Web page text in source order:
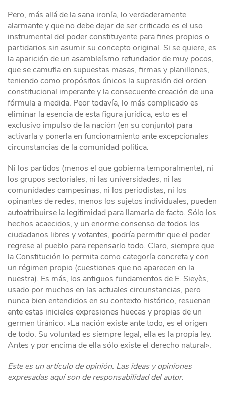
Pero, más allá de la sana ironía, lo verdaderamente
alarmante y que no debe dejar de ser criticado es el uso
instrumental del poder constituyente para fines propios o
partidarios sin asumir su concepto original. Si se quiere, es
la aparición de un asambleísmo refundador de muy pocos,
que se camufla en supuestas masas, firmas y planillones,
teniendo como propósitos únicos la supresión del orden
constitucional imperante y la consecuente creación de una
fórmula a medida. Peor todavía, lo más complicado es
eliminar la esencia de esta figura jurídica, esto es el
exclusivo impulso de la nación (en su conjunto) para
activarla y ponerla en funcionamiento ante excepcionales
circunstancias de la comunidad política.
Ni los partidos (menos el que gobierna temporalmente), ni
los grupos sectoriales, ni las universidades, ni las
comunidades campesinas, ni los periodistas, ni los
opinantes de redes, menos los sujetos individuales, pueden
autoatribuirse la legitimidad para llamarla de facto. Sólo los
hechos acaecidos, y un enorme consenso de todos los
ciudadanos libres y votantes, podría permitir que el poder
regrese al pueblo para repensarlo todo. Claro, siempre que
la Constitución lo permita como categoría concreta y con
un régimen propio (cuestiones que no aparecen en la
nuestra). Es más, los antiguos fundamentos de E. Sieyès,
usado por muchos en las actuales circunstancias, pero
nunca bien entendidos en su contexto histórico, resuenan
ante estas iniciales expresiones huecas y propias de un
germen tiránico: «La nación existe ante todo, es el origen
de todo. Su voluntad es siempre legal, ella es la propia ley.
Antes y por encima de ella sólo existe el derecho natural».
Este es un artículo de opinión. Las ideas y opiniones
expresadas aquí son de responsabilidad del autor.